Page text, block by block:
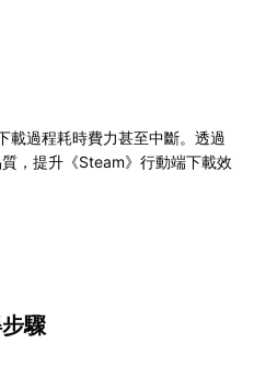
載過程耗時費力甚至中斷。透過
，提升《Steam》行動端下載效
驟